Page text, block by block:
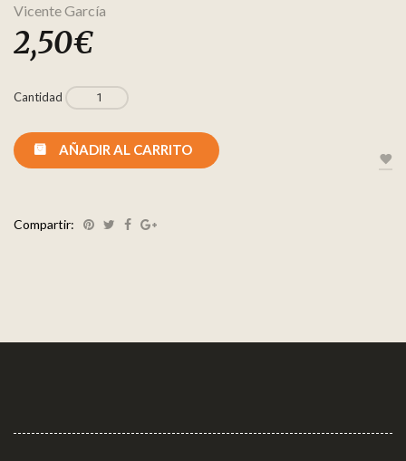
Vicente García
2,50€
Cantidad
AÑADIR AL CARRITO
Compartir: